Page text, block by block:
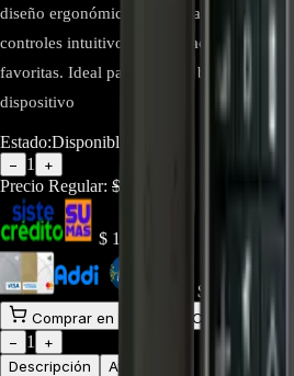
diseño ergonómico y minimalista asegura
controles intuitivos ofrecen acceso rápido
favoritas. Ideal para quienes buscan
dispositivo
Estado:Disponible
− 1 +
Precio Regular: $
$ 160.000
$ 144.000
Comprar en línea Comprar y
−
1
+
Descripción
Atributos